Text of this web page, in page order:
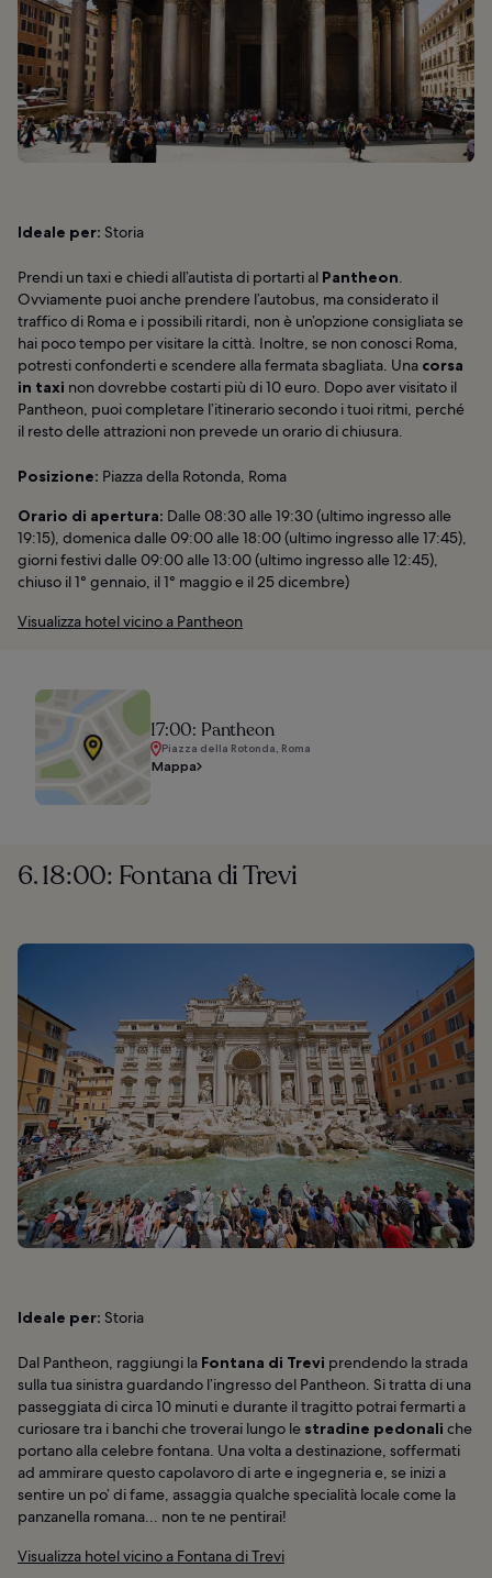
Ideale per: Storia
Prendi un taxi e chiedi all’autista di portarti al Pantheon.
Ovviamente puoi anche prendere l’autobus, ma considerato il
traffico di Roma e i possibili ritardi, non è un’opzione consigliata se
hai poco tempo per visitare la città. Inoltre, se non conosci Roma,
potresti confonderti e scendere alla fermata sbagliata. Una corsa
in taxi non dovrebbe costarti più di 10 euro. Dopo aver visitato il
Pantheon, puoi completare l’itinerario secondo i tuoi ritmi, perché
il resto delle attrazioni non prevede un orario di chiusura.
Posizione: Piazza della Rotonda, Roma
Orario di apertura: Dalle 08:30 alle 19:30 (ultimo ingresso alle
19:15), domenica dalle 09:00 alle 18:00 (ultimo ingresso alle 17:45),
giorni festivi dalle 09:00 alle 13:00 (ultimo ingresso alle 12:45),
chiuso il 1° gennaio, il 1° maggio e il 25 dicembre)
Visualizza hotel vicino a Pantheon
17:00: Pantheon
Piazza della Rotonda, Roma
Mappa
6. 18:00: Fontana di Trevi
Ideale per: Storia
Dal Pantheon, raggiungi la Fontana di Trevi prendendo la strada
sulla tua sinistra guardando l’ingresso del Pantheon. Si tratta di una
passeggiata di circa 10 minuti e durante il tragitto potrai fermarti a
curiosare tra i banchi che troverai lungo le stradine pedonali che
portano alla celebre fontana. Una volta a destinazione, soffermati
ad ammirare questo capolavoro di arte e ingegneria e, se inizi a
sentire un po’ di fame, assaggia qualche specialità locale come la
panzanella romana... non te ne pentirai!
Visualizza hotel vicino a Fontana di Trevi